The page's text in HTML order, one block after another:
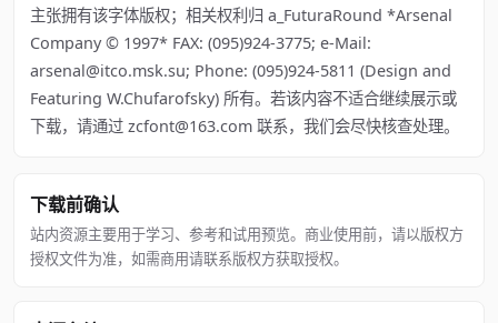
主张拥有该字体版权；相关权利归 a_FuturaRound *Arsenal
Company © 1997* FAX: (095)924-3775; e-Mail:
arsenal@itco.msk.su; Phone: (095)924-5811 (Design and
Featuring W.Chufarofsky) 所有。若该内容不适合继续展示或
下载，请通过 zcfont@163.com 联系，我们会尽快核查处理。
下载前确认
站内资源主要用于学习、参考和试用预览。商业使用前，请以版权方
授权文件为准，如需商用请联系版权方获取授权。